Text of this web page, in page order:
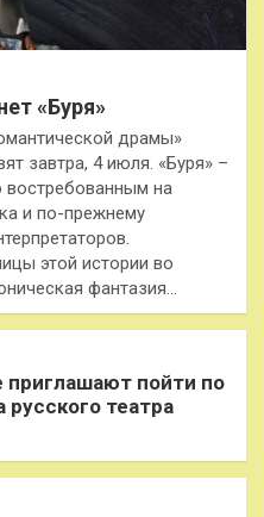
«Буря»
драмы»
завтра, 4 июля. «Буря» –
востребованным на
и по-прежнему
этой истории во
фантазия…
приглашают пойти по
русского театра